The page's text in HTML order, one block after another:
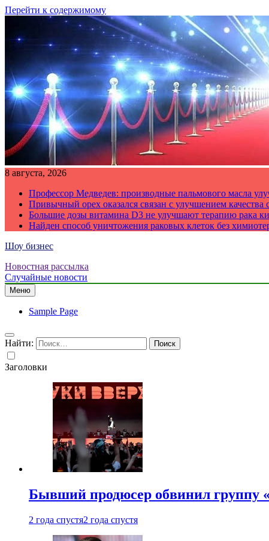
Перейти к содержимому
8 августа, 2026
Профессор Медведев: производные пальмового масла
Привычный орех оказался связан с улучшением качества
Большие дозы витамина D3 не улучшают терапию рака
Найден способ уничтожения раковых клеток без
Шоу бизнес
Новостная рассылка
Случайные новости
Меню
Sample Page
Найти:
Заголовки
Бывший продюсер обвинил группу
2 года спустя2 года спустя